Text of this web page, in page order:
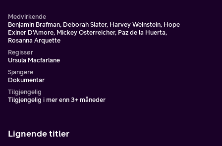
Medvirkende
Benjamin Brafman, Deborah Slater, Harvey Weinstein, Hope
Exiner D'Amore, Mickey Osterreicher, Paz de la Huerta,
Rosanna Arquette
Regissør
Ursula Macfarlane
Sjangere
Dokumentar
Tilgjengelig
Tilgjengelig i mer enn 3+ måneder
Lignende titler